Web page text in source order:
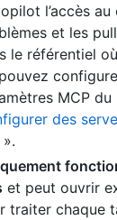
l’accès
et les
le référentiel
MCP du
des
».
et peut ouvrir
traiter chaque